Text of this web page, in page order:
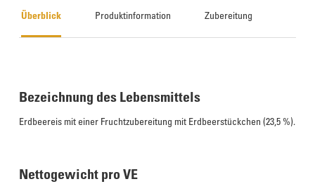
Überblick Produktinformation Zubereitung
Bezeichnung des Lebensmittels
Erdbeereis mit einer Fruchtzubereitung mit Erdbeerstückchen (23,5 %).
Nettogewicht pro VE